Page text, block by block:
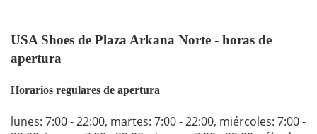
USA Shoes de Plaza Arkana Norte - horas de
apertura
Horarios regulares de apertura
lunes: 7:00 - 22:00, martes: 7:00 - 22:00, miércoles: 7:00 -